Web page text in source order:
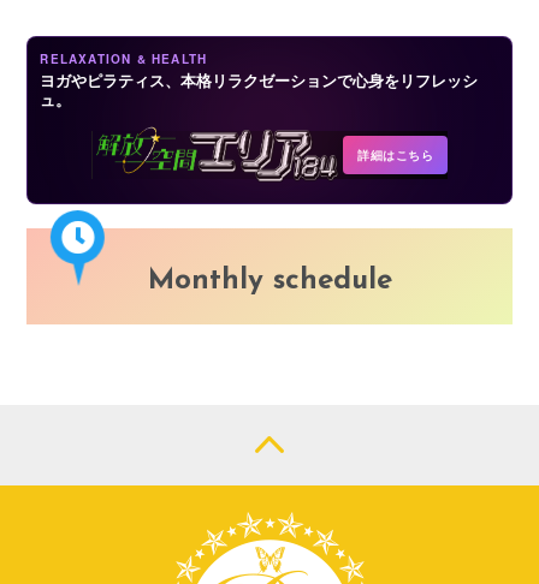
RELAXATION & HEALTH
ヨガやピラティス、本格リラクゼーションで心身をリフレッシ
ュ。
詳細はこちら
Monthly schedule